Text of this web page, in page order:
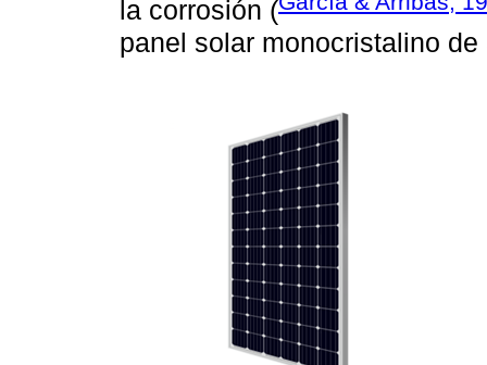
la corrosión (
panel solar monocristalino de